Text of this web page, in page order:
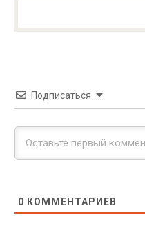
Подписаться
0 КОММЕНТАРИЕВ